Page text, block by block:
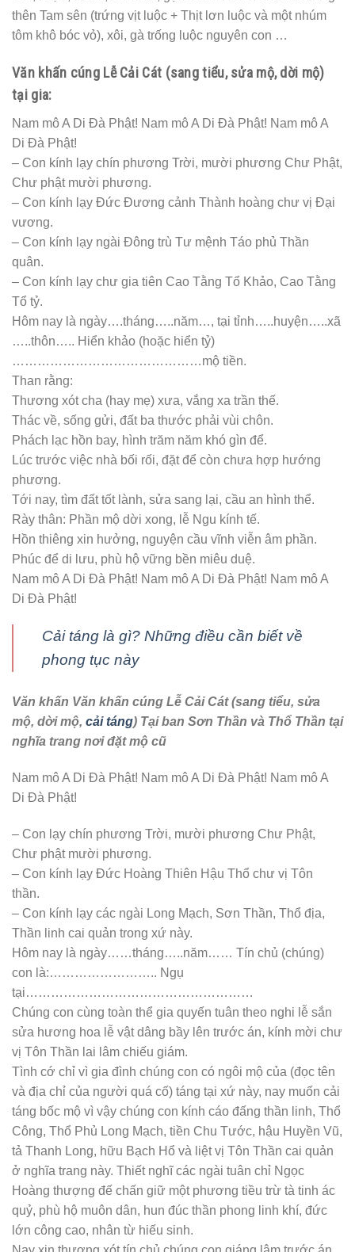
3. Lễ cúng bốc mộ, cải táng.
Trước khi tiến hành bốc mộ , người nhà phải có làm một
cái lễ tại gia tiên để trình báo Tổ tiên, phải có văn khấn
trước khi bốc mộ. Tại nơi bốc hài cốt ngoài nghĩa trang
cũng phải có một cái lễ trình Quan Thần Linh sở tại. Thông
thường là một bộ đồ Quan Thần Linh ( Áo , mũ , ủng ),
ngựa và 1000 vàng hoa màu đỏ, giấy tiền vàng bạc, trầu
cau, rượu, thuốc, đèn nến, gạo muối. Nhiều nhà còn cúng
thên Tam sên (trứng vịt luộc + Thịt lơn luộc và một nhúm
tôm khô bóc vỏ), xôi, gà trống luộc nguyên con …
Văn khấn cúng Lễ Cải Cát (sang tiểu, sửa mộ, dời mộ)
tại gia:
Nam mô A Di Đà Phật! Nam mô A Di Đà Phật! Nam mô A
Di Đà Phật!
– Con kính lạy chín phương Trời, mười phương Chư Phật,
Chư phật mười phương.
– Con kính lạy Đức Đương cảnh Thành hoàng chư vị Đại
– Con kính lạy ngài Đông trù Tư mệnh Táo phủ Thần
quân.
– Con kính lạy chư gia tiên Cao Tằng Tổ Khảo, Cao Tằng
Tổ tỷ.
…..thôn….. Hiển khảo (hoặc hiển tỷ)
………………………………………mộ tiền.
Than rằng:
Thác về, sống gửi, đất ba thước phải vùi chôn.
Phách lạc hồn bay, hình trăm năm khó gìn để.
Lúc trước việc nhà bối rối, đặt để còn chưa hợp hướng
phương.
Tới nay, tìm đất tốt lành, sửa sang lại, cầu an hình thể.
Rày thân: Phần mộ dời xong, lễ Ngu kính tế.
Hồn thiêng xin hưởng, nguyện cầu vĩnh viễn âm phần.
Phúc để di lưu, phù hộ vững bền miêu duệ.
Nam mô A Di Đà Phật! Nam mô A Di Đà Phật! Nam mô A
Di Đà Phật!